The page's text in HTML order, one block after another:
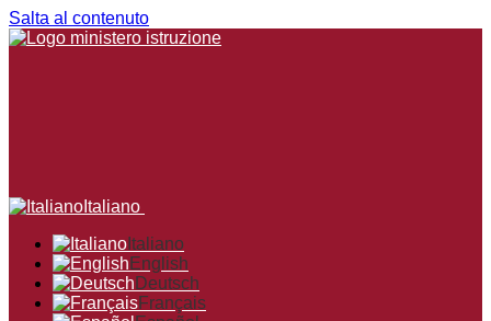
Salta al contenuto
Italiano
Italiano
English
Deutsch
Français